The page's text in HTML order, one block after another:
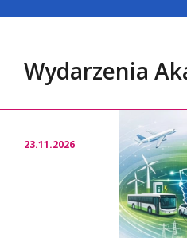
Wydarzenia
23.11.2026